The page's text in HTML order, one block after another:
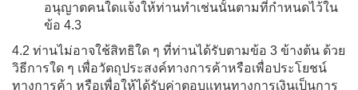
อนุญาตคนใดแจ้งให้ท่านทำเช่นนั้นตามที่กำหนดไว้ใน
ข้อ 4.3
4.2 ท่านไม่อาจใช้สิทธิใด ๆ ที่ท่านได้รับตามข้อ 3 ข้างต้น ด้วย
วิธีการใด ๆ เพื่อวัตถุประสงค์ทางการค้าหรือเพื่อประโยชน์
ทางการค้า หรือเพื่อให้ได้รับค่าตอบแทนทางการเงินเป็นการ